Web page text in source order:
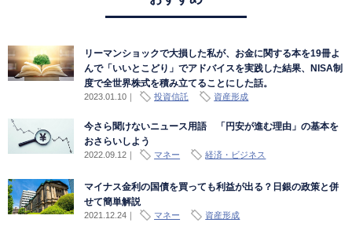
リーマンショックで大損した私が、お金に関する本を19冊よ
んで「いいとこどり」でアドバイスを実践した結果、NISA制
度で全世界株式を積み立てることにした話。
2023.01.10｜ 投資信託 資産形成
今さら聞けないニュース用語 「円安が進む理由」の基本を
おさらいしよう
2022.09.12｜ マネー 経済・ビジネス
マイナス金利の国債を買っても利益が出る？日銀の政策と併
せて簡単解説
2021.12.24｜ マネー 資産形成